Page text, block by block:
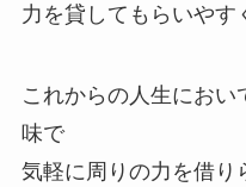
力を貸してもらいやす
これからの人生にお
味で
気軽に周りの力を借り